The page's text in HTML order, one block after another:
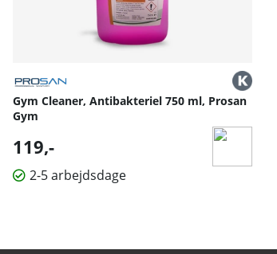
Gym Cleaner, Antibakteriel 750 ml, Prosan
Gym
119,-
2-5 arbejdsdage